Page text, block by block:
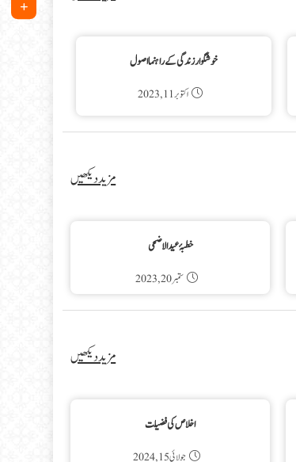
خوشگوار زندگی کے راہنما اصول
اکتوبر 11, 2023
مزید دیکھیں
خطبۂ عید الاضحی
ستمبر 20, 2023
مزید دیکھیں
اخلاص کی فضیلت
جولائی 15, 2024